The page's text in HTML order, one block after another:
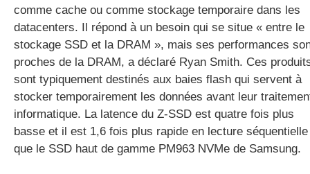
comme cache ou comme stockage temporaire dans les
datacenters. Il répond à un besoin qui se situe « entre le
stockage SSD et la DRAM », mais ses performances
proches de la DRAM, a déclaré Ryan Smith. Ces
sont typiquement destinés aux baies flash qui servent à
stocker temporairement les données avant leur
informatique. La latence du Z-SSD est quatre fois plus
basse et il est 1,6 fois plus rapide en lecture séquentielle
que le SSD haut de gamme PM963 NVMe de Samsung.